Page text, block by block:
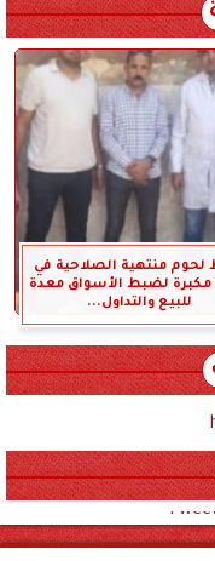
منتهية الصلاحية في
مكبرة لضبط الأسواق معدة
للبيع والتداول...